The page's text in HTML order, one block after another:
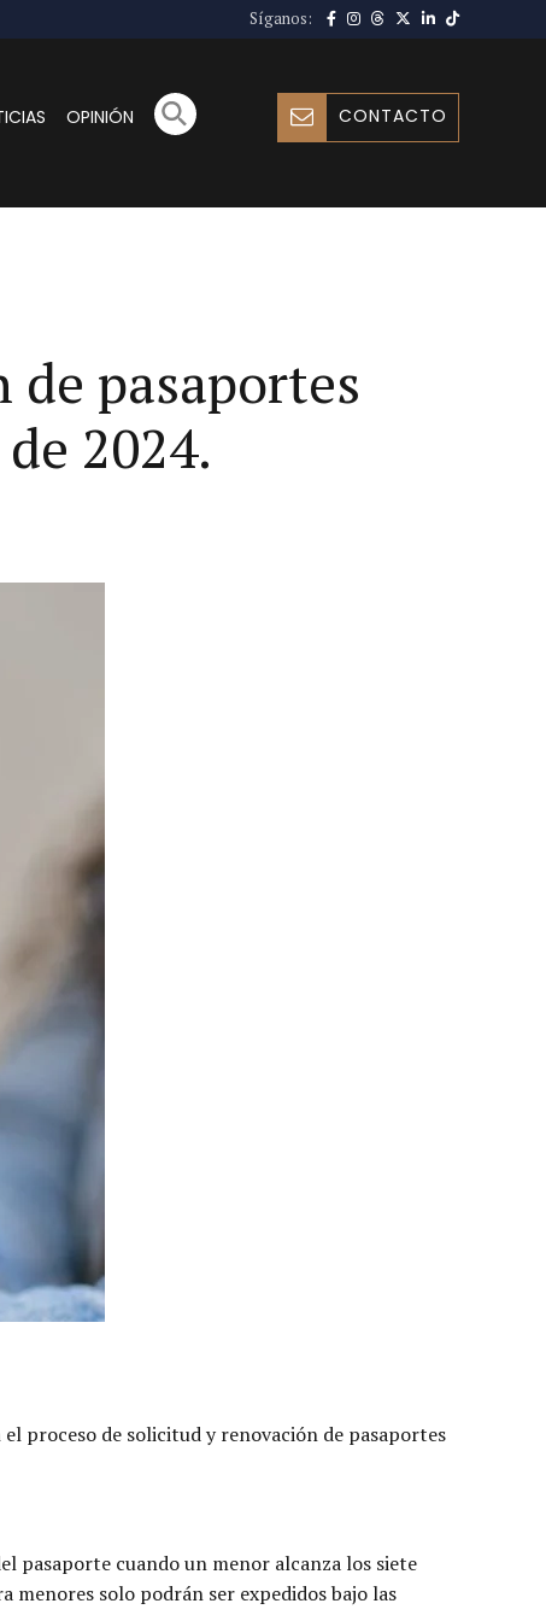
Síganos:
CONTACTO
OPINIÓN
pasaportes
2024.
proceso de solicitud y renovación de pasaportes
pasaporte cuando un menor alcanza los siete
menores solo podrán ser expedidos bajo las